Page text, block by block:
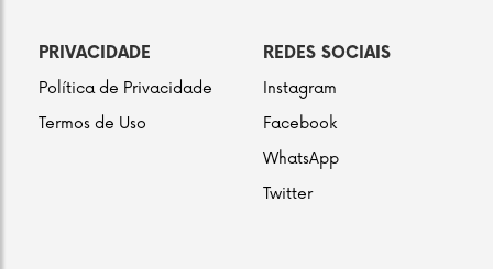
PRIVACIDADE
Política de Privacidade
Termos de Uso
REDES SOCIAIS
Instagram
Facebook
WhatsApp
Twitter